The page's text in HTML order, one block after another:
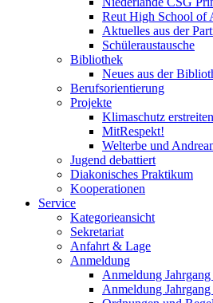
Reut High School of
Aktuelles aus der
Schüleraustausche
Bibliothek
Neues aus der
Berufsorientierung
Projekte
Klimaschutz erstreiten
MitRespekt!
Welterbe und
Jugend debattiert
Diakonisches Praktikum
Kooperationen
Service
Kategorieansicht
Sekretariat
Anfahrt & Lage
Anmeldung
Anmeldung Jahrgang
Anmeldung